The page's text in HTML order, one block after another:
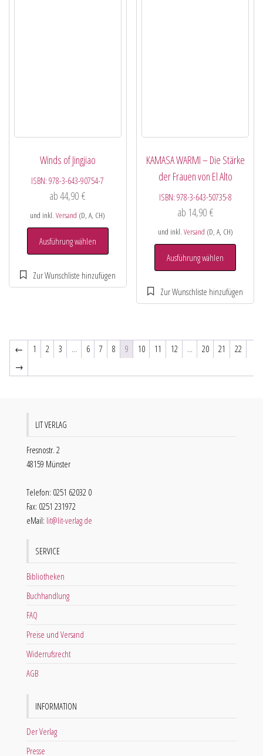
Winds of Jingjiao
ISBN:978-3-643-90754-7
ab44,90€
und inkl.Versand (D, A, CH)
Ausführung wählen
KAMASA WARMI – Die Stärke
der Frauen von El Alto
ISBN: 978-3-643-50735-8
ab 14,90 €
und inkl. Versand (D, A, CH)
Ausführung wählen
← 1 2 3 … 6 7 8 9 10 11 12 … 20 21
22
→
LIT VERLAG
Fresnostr. 2
48159 Münster
Telefon: 0251 62032 0
Fax: 0251 231972
eMail: lit@lit-verlag.de
SERVICE
Bibliotheken
Buchhandlung
FAQ
Preise und Versand
Widerrufsrecht
AGB
INFORMATION
Der Verlag
Presse